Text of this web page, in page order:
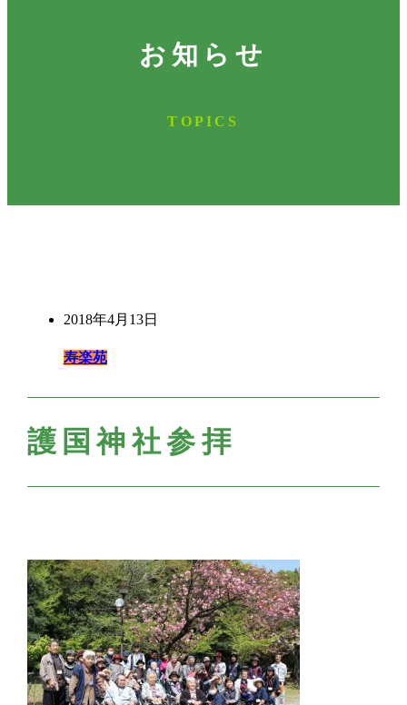
お知らせ
TOPICS
2018年4月13日
寿楽苑
護国神社参拝